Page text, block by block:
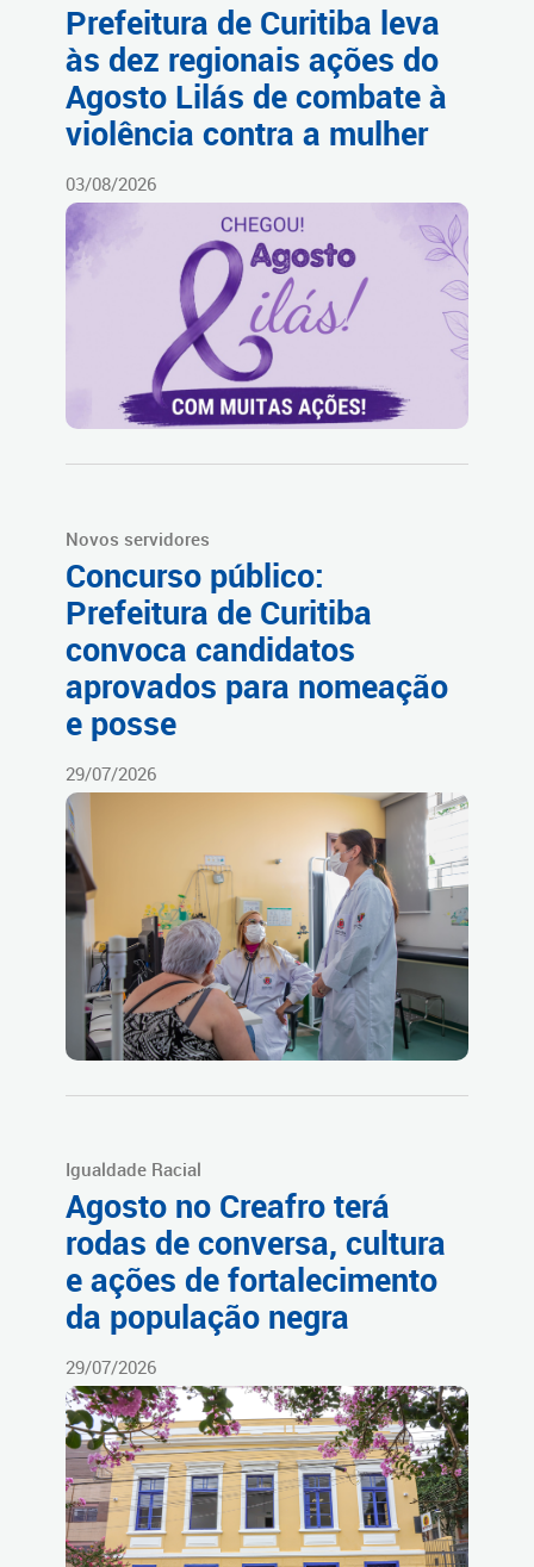
Prefeitura de Curitiba leva
às dez regionais ações do
Agosto Lilás de combate à
violência contra a mulher
03/08/2026
Novos servidores
Concurso público:
Prefeitura de Curitiba
convoca candidatos
aprovados para nomeação
e posse
29/07/2026
Igualdade Racial
Agosto no Creafro terá
rodas de conversa, cultura
e ações de fortalecimento
da população negra
29/07/2026